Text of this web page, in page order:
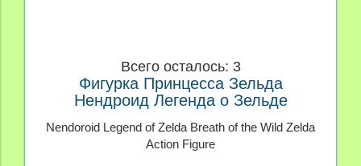
Всего осталось: 3
Фигурка Принцесса Зельда
Нендроид Легенда о Зельде
Nendoroid Legend of Zelda Breath of the Wild Zelda
Action Figure